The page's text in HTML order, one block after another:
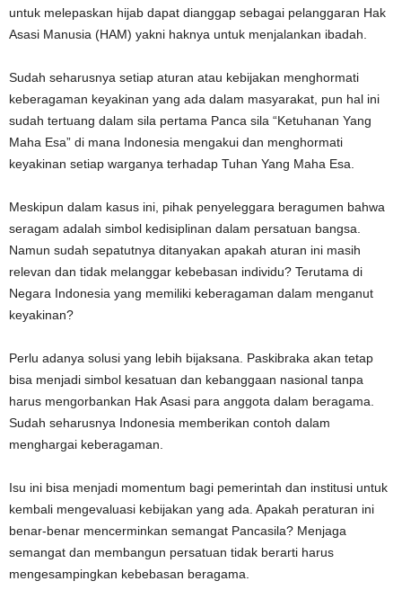
untuk melepaskan hijab dapat dianggap sebagai pelanggaran Hak
Asasi Manusia (HAM) yakni haknya untuk menjalankan ibadah.
Sudah seharusnya setiap aturan atau kebijakan menghormati
keberagaman keyakinan yang ada dalam masyarakat, pun hal ini
sudah tertuang dalam sila pertama Panca sila “Ketuhanan Yang
Maha Esa” di mana Indonesia mengakui dan menghormati
keyakinan setiap warganya terhadap Tuhan Yang Maha Esa.
Meskipun dalam kasus ini, pihak penyeleggara beragumen bahwa
seragam adalah simbol kedisiplinan dalam persatuan bangsa.
Namun sudah sepatutnya ditanyakan apakah aturan ini masih
relevan dan tidak melanggar kebebasan individu? Terutama di
Negara Indonesia yang memiliki keberagaman dalam menganut
keyakinan?
Perlu adanya solusi yang lebih bijaksana. Paskibraka akan tetap
bisa menjadi simbol kesatuan dan kebanggaan nasional tanpa
harus mengorbankan Hak Asasi para anggota dalam beragama.
Sudah seharusnya Indonesia memberikan contoh dalam
menghargai keberagaman.
Isu ini bisa menjadi momentum bagi pemerintah dan institusi untuk
kembali mengevaluasi kebijakan yang ada. Apakah peraturan ini
benar-benar mencerminkan semangat Pancasila? Menjaga
semangat dan membangun persatuan tidak berarti harus
mengesampingkan kebebasan beragama.